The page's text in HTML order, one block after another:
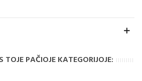
TOJE PAČIOJE KATEGORIJOJE: